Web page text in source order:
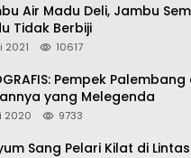
Air Madu Deli, Jambu
Tidak Berbiji
2021 10617
Pempek
yang Melegenda
2020 9733
Sang Pelari Kilat di